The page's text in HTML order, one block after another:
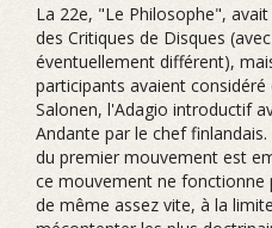
La 22e, "Le Philosophe",
des Critiques de Disques
éventuellement différent),
participants avaient considéré
Salonen, l'Adagio introductif
Andante par le chef
du premier mouvement est
ce mouvement ne fonctionne
de même assez vite, à la